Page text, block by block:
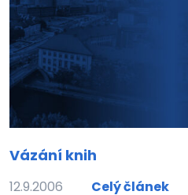
Vázání knih
12.9.2006 Celý článek